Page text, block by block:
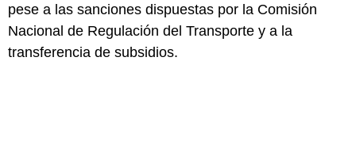
pese a las sanciones dispuestas por la Comisión
Nacional de Regulación del Transporte y a la
transferencia de subsidios.